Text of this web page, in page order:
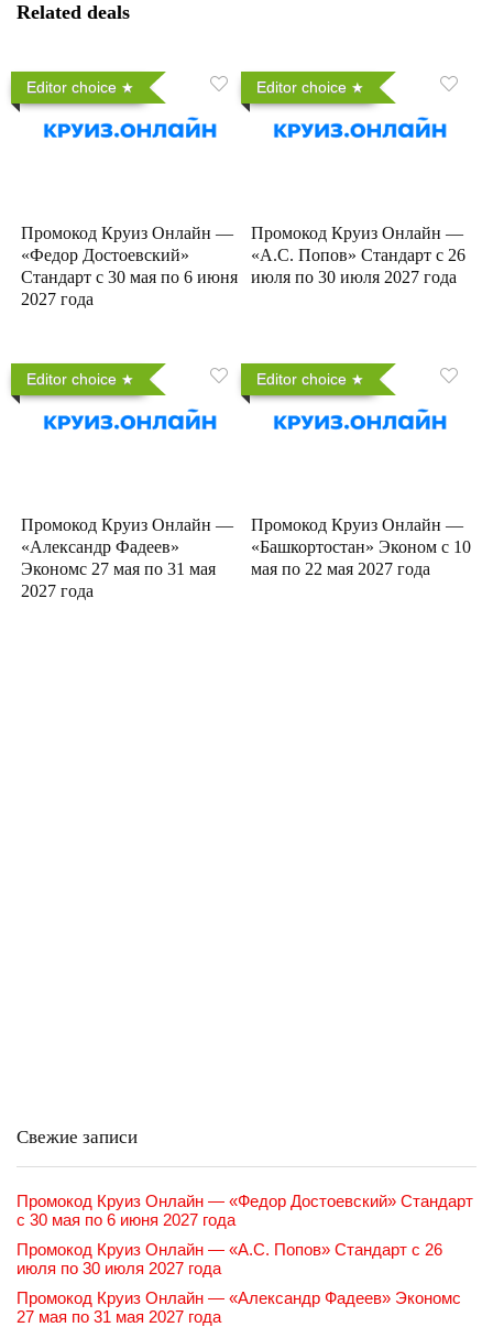
Related deals
Editor choice
Промокод Круиз Онлайн —
«Федор Достоевский»
Стандарт с 30 мая по 6 июня
2027 года
Editor choice
Промокод Круиз Онлайн —
«А.С. Попов» Стандарт с 26
июля по 30 июля 2027 года
Editor choice
Промокод Круиз Онлайн —
«Александр Фадеев»
Экономс 27 мая по 31 мая
2027 года
Editor choice
Промокод Круиз Онлайн —
«Башкортостан» Эконом с 10
мая по 22 мая 2027 года
Свежие записи
Промокод Круиз Онлайн — «Федор Достоевский» Стандарт
с 30 мая по 6 июня 2027 года
Промокод Круиз Онлайн — «А.С. Попов» Стандарт с 26
июля по 30 июля 2027 года
Промокод Круиз Онлайн — «Александр Фадеев» Экономс
27 мая по 31 мая 2027 года